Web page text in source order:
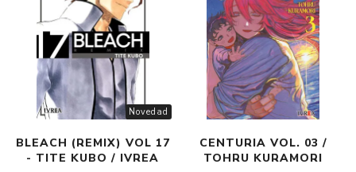
Novedad
BLEACH (REMIX) VOL 17
- TITE KUBO / IVREA
CENTURIA VOL. 03 /
TOHRU KURAMORI